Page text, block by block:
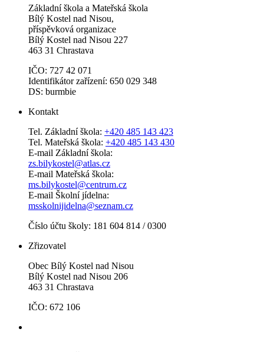
Základní škola a Mateřská škola
Bílý Kostel nad Nisou,
příspěvková organizace
Bílý Kostel nad Nisou 227
463 31 Chrastava
IČO: 727 42 071
Identifikátor zařízení: 650 029 348
DS: burmbie
Kontakt
Tel. Základní škola: +420 485 143 423
Tel. Mateřská škola: +420 485 143 430
E-mail Základní škola:
zs.bilykostel@atlas.cz
E-mail Mateřská škola:
ms.bilykostel@centrum.cz
E-mail Školní jídelna:
msskolnijidelna@seznam.cz
Číslo účtu školy: 181 604 814 / 0300
Zřizovatel
Obec Bílý Kostel nad Nisou
Bílý Kostel nad Nisou 206
463 31 Chrastava
IČO: 672 106